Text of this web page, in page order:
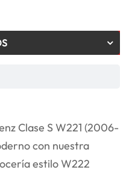
Clase S W221 (2006-
con nuestra
estilo W222